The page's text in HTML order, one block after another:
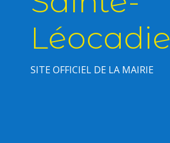
Léocadie
SITE OFFICIEL DE LA MAIRIE